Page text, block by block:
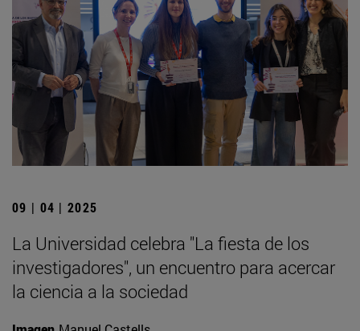
09 | 04 | 2025
La Universidad celebra "La fiesta de los
investigadores", un encuentro para acercar
la ciencia a la sociedad